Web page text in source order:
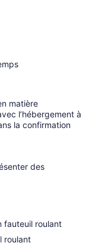
matière
l’hébergement à
la confirmation
des
fauteuil roulant
roulant